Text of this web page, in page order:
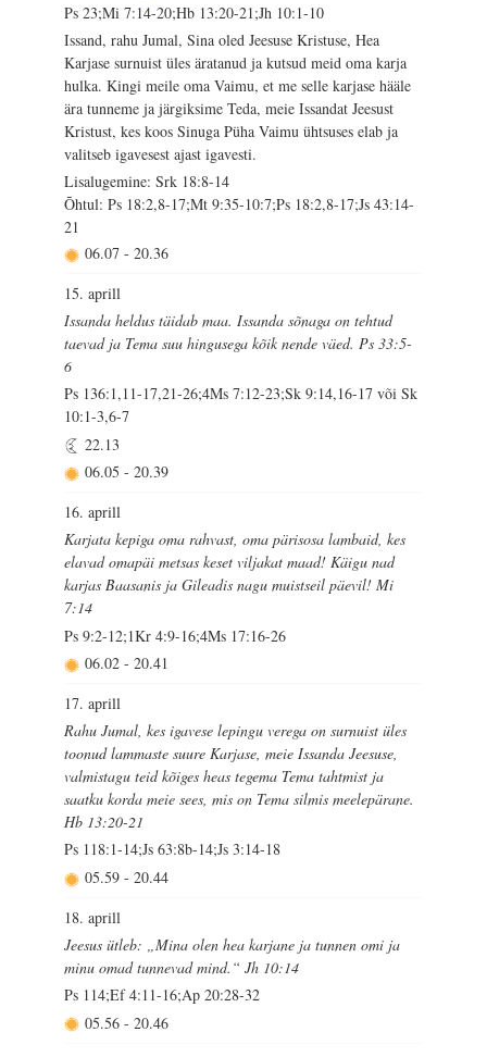
Ps 23;Mi 7:14-20;Hb 13:20-21;Jh 10:1-10
Issand, rahu Jumal, Sina oled Jeesuse Kristuse, Hea
Karjase surnuist üles äratanud ja kutsud meid oma karja
hulka. Kingi meile oma Vaimu, et me selle karjase hääle
ära tunneme ja järgiksime Teda, meie Issandat Jeesust
Kristust, kes koos Sinuga Püha Vaimu ühtsuses elab ja
valitseb igavesest ajast igavesti.
Lisalugemine: Srk 18:8-14
Õhtul: Ps 18:2,8-17;Mt 9:35-10:7;Ps 18:2,8-17;Js 43:14-
21
06.07 - 20.36
15. aprill
Issanda heldus täidab maa. Issanda sõnaga on tehtud
taevad ja Tema suu hingusega kõik nende väed. Ps 33:5-
6
Ps 136:1,11-17,21-26;4Ms 7:12-23;Sk 9:14,16-17 või Sk
10:1-3,6-7
22.13
06.05 - 20.39
16. aprill
Karjata kepiga oma rahvast, oma pärisosa lambaid, kes
elavad omapäi metsas keset viljakat maad! Käigu nad
karjas Baasanis ja Gileadis nagu muistseil päevil! Mi
7:14
Ps 9:2-12;1Kr 4:9-16;4Ms 17:16-26
06.02 - 20.41
17. aprill
Rahu Jumal, kes igavese lepingu verega on surnuist üles
toonud lammaste suure Karjase, meie Issanda Jeesuse,
valmistagu teid kõiges heas tegema Tema tahtmist ja
saatku korda meie sees, mis on Tema silmis meelepärane.
Hb 13:20-21
Ps 118:1-14;Js 63:8b-14;Js 3:14-18
05.59 - 20.44
18. aprill
Jeesus ütleb: „Mina olen hea karjane ja tunnen omi ja
minu omad tunnevad mind.“ Jh 10:14
Ps 114;Ef 4:11-16;Ap 20:28-32
05.56 - 20.46